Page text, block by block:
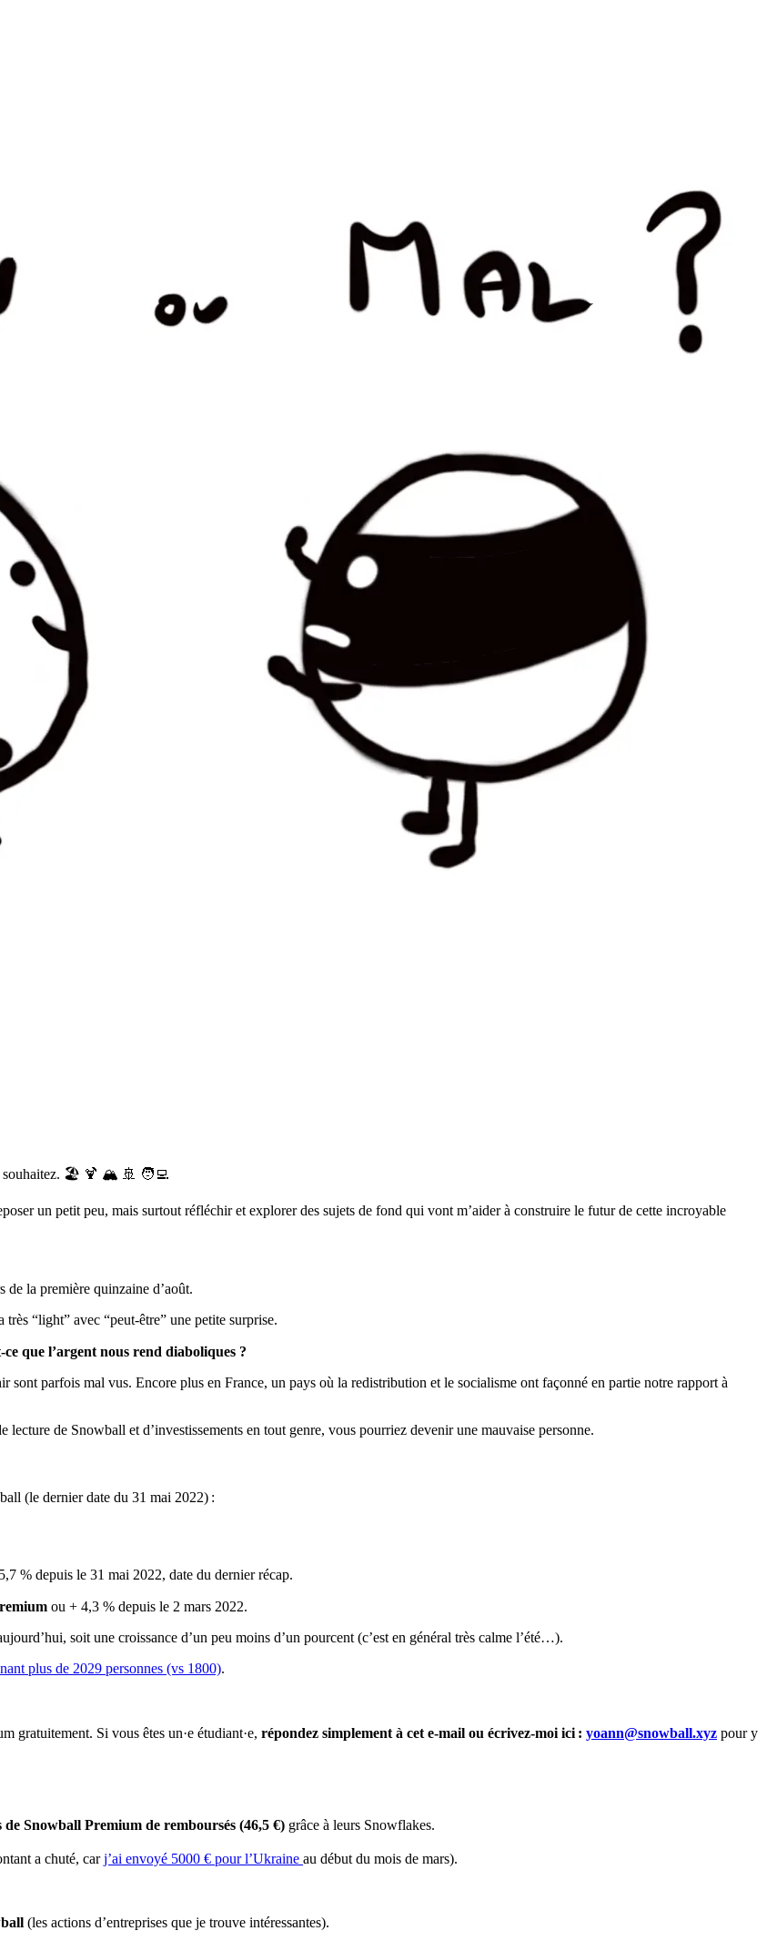
le souhaitez. 🏖 🍹 🏔 🚢 🧑‍💻
un petit peu, mais surtout réfléchir et explorer des sujets de fond qui vont m’aider à construire le futur de cette incroyable
la première quinzaine d’août.
“light” avec “peut-être” une petite surprise.
que l’argent nous rend diaboliques ?
sont parfois mal vus. Encore plus en France, un pays où la redistribution et le socialisme ont façonné en partie notre rapport à
de Snowball et d’investissements en tout genre, vous pourriez devenir une mauvaise personne.
(le dernier date du 31 mai 2022) :
% depuis le 31 mai 2022, date du dernier récap.
ou + 4,3 % depuis le 2 mars 2022.
soit une croissance d’un peu moins d’un pourcent (c’est en général très calme l’été…).
plus de 2029 personnes (vs 1800).
gratuitement. Si vous êtes un·e étudiant·e, répondez simplement à cet e-mail ou écrivez-moi ici : yoann@snowball.xyz pour y
Snowball Premium de remboursés (46,5 €) grâce à leurs Snowflakes.
a chuté, carj’ai envoyé 5000 € pour l’Ukraine au début du mois de mars).
(les actions d’entreprises que je trouve intéressantes).